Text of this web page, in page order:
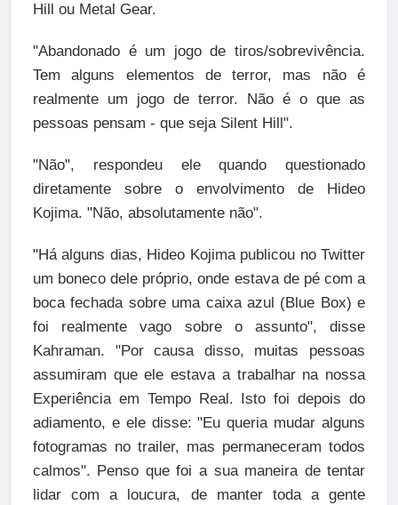
Hill ou Metal Gear.
"Abandonado é um jogo de tiros/sobrevivência.
Tem alguns elementos de terror, mas não é
realmente um jogo de terror. Não é o que as
pessoas pensam - que seja Silent Hill".
"Não", respondeu ele quando questionado
diretamente sobre o envolvimento de Hideo
Kojima. "Não, absolutamente não".
"Há alguns dias, Hideo Kojima publicou no Twitter
um boneco dele próprio, onde estava de pé com a
boca fechada sobre uma caixa azul (Blue Box) e
foi realmente vago sobre o assunto", disse
Kahraman. "Por causa disso, muitas pessoas
assumiram que ele estava a trabalhar na nossa
Experiência em Tempo Real. Isto foi depois do
adiamento, e ele disse: "Eu queria mudar alguns
fotogramas no trailer, mas permaneceram todos
calmos". Penso que foi a sua maneira de tentar
lidar com a loucura, de manter toda a gente